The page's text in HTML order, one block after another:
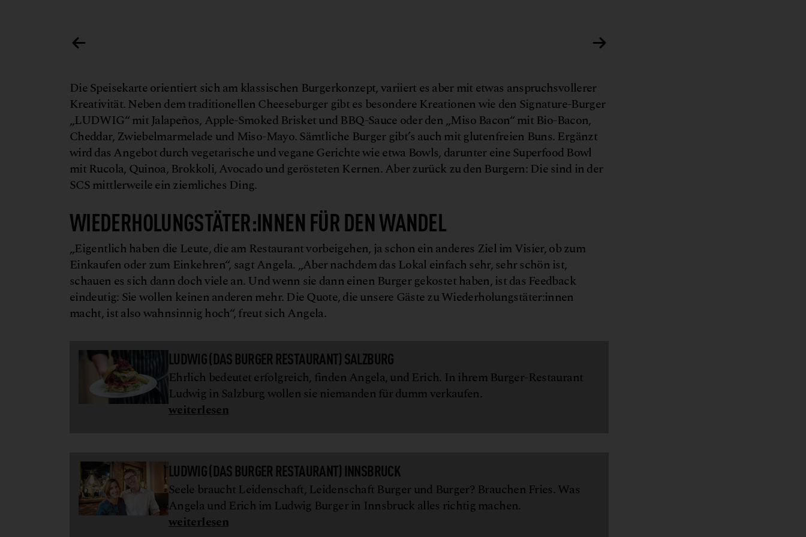
Die Speisekarte orientiert sich am klassischen Burgerkonzept, variiert es aber mit etwas anspruchsvollerer
Kreativität. Neben dem traditionellen Cheeseburger gibt es besondere Kreationen wie den Signature-Burger
„LUDWIG“ mit Jalapeños, Apple-Smoked Brisket und BBQ-Sauce oder den „Miso Bacon“ mit Bio-Bacon,
Cheddar, Zwiebelmarmelade und Miso-Mayo. Sämtliche Burger gibt’s auch mit glutenfreien Buns. Ergänzt
wird das Angebot durch vegetarische und vegane Gerichte wie etwa Bowls, darunter eine Superfood Bowl
mit Rucola, Quinoa, Brokkoli, Avocado und gerösteten Kernen. Aber zurück zu den Burgern: Die sind in der
SCS mittlerweile ein ziemliches Ding.
WIEDERHOLUNGSTÄTER:INNEN FÜR DEN WANDEL
„Eigentlich haben die Leute, die am Restaurant vorbeigehen, ja schon ein anderes Ziel im Visier, ob zum
Einkaufen oder zum Einkehren“, sagt Angela. „Aber nachdem das Lokal einfach sehr, sehr schön ist,
schauen es sich dann doch viele an. Und wenn sie dann einen Burger gekostet haben, ist das Feedback
eindeutig: Sie wollen keinen anderen mehr. Die Quote, die unsere Gäste zu Wiederholungstäter:innen
macht, ist also wahnsinnig hoch“, freut sich Angela.
LUDWIG (DAS BURGER RESTAURANT) SALZBURG
Ehrlich bedeutet erfolgreich, finden Angela, und Erich. In ihrem Burger-Restaurant
Ludwig in Salzburg wollen sie niemanden für dumm verkaufen.
weiterlesen
LUDWIG (DAS BURGER RESTAURANT) INNSBRUCK
Seele braucht Leidenschaft, Leidenschaft Burger und Burger? Brauchen Fries. Was
Angela und Erich im Ludwig Burger in Innsbruck alles richtig machen.
weiterlesen